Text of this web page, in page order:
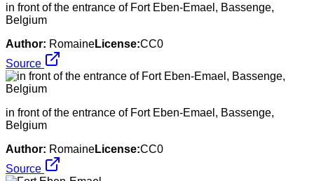
in front of the entrance of Fort Eben-Emael, Bassenge,
Belgium
Author: RomaineLicense:CC0
Source
in front of the entrance of Fort Eben-Emael, Bassenge,
Belgium
Author: RomaineLicense:CC0
Source